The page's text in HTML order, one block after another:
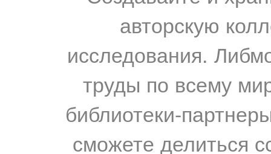
авторскую
исследования.
труды по всему
библиотеки-
сможете делиться